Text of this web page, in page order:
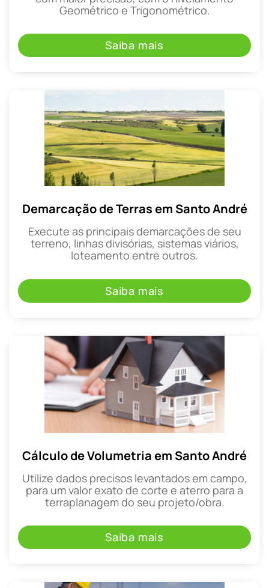
Geométrico e Trigonométrico.
Saiba mais
Demarcação de Terras em Santo André
Execute as principais demarcações de seu
terreno, linhas divisórias, sistemas viários,
loteamento entre outros.
Saiba mais
Cálculo de Volumetria em Santo André
Utilize dados precisos levantados em campo,
para um valor exato de corte e aterro para a
terraplanagem do seu projeto/obra.
Saiba mais